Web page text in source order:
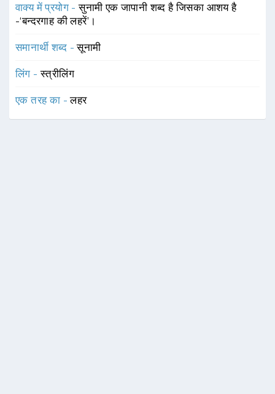
वाक्य में प्रयोग -सुनामी एक जापानी शब्द है जिसका आशय है
-‘बन्दरगाह की लहरें’।
समानार्थी शब्द -सूनामी
लिंग -स्त्रीलिंग
एक तरह का -लहर